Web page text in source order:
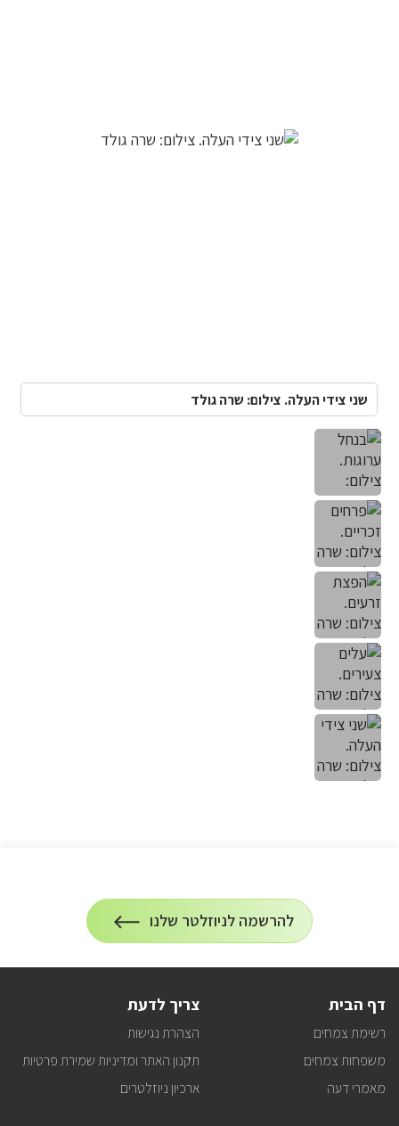
שני צידי העלה. צילום: שרה גולד
הרשמה
להרשמה לניוזלטר שלנו
על
הרשמה
דף הבית
רשימת צמחים
משפחות צמחים
מאמרי דעה
צריך לדעת
הצהרת נגישות
תקנון האתר ומדיניות שמירת פרטיות
ארכיון ניוזלטרים